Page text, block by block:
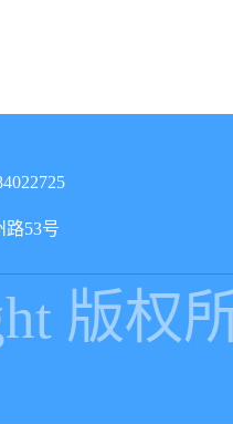
路53号
版权